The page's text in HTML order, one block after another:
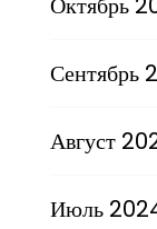
Сентябрь
Август
Июль